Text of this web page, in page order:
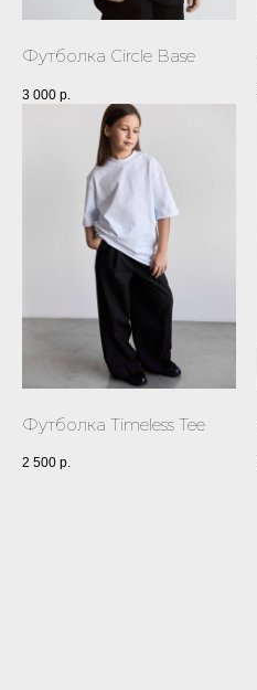
Футболка Circle Base
3 000 р.
Футболка Timeless Tee
2 500 р.